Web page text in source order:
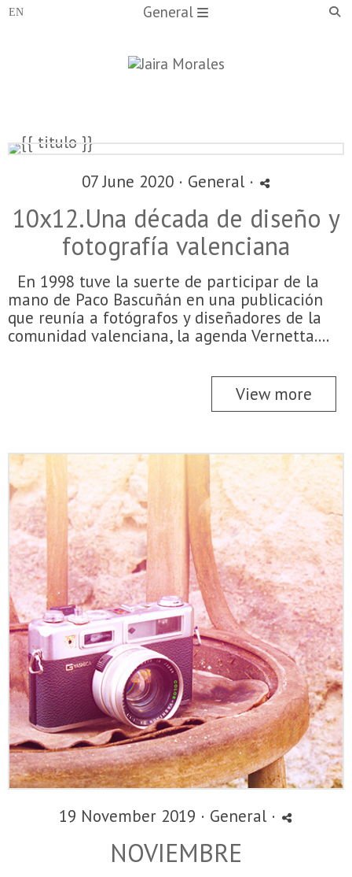
General
07 June 2020 · General·
10x12.Una década de diseño y
fotografía valenciana
En 1998 tuve la suerte de participar de la
mano de Paco Bascuñán en una publicación
que reunía a fotógrafos y diseñadores de la
comunidad valenciana, la agenda Vernetta....
View more
19 November 2019 · General ·
NOVIEMBRE